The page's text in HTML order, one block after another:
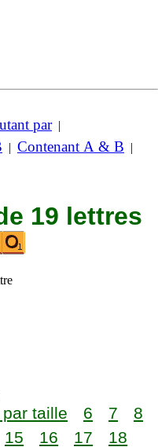
par|
| Contenant A & B |
19 lettres
par taille 6 7
8
15 16 17
18